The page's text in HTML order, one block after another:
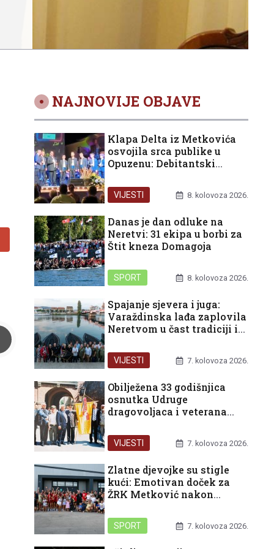
NAJNOVIJE OBJAVE
Klapa Delta iz Metkovića
osvojila srca publike u
Opuzenu: Debitantski
nagradom
VIJESTI 8. kolovoza 2026.
Danas je dan odluke na
Neretvi: 31 ekipa u borbi za
Štit kneza Domagoja
SPORT 8. kolovoza 2026.
Spajanje sjevera i juga:
Varaždinska lađa zaplovila
Neretvom u čast tradiciji i
VIJESTI 7. kolovoza 2026.
Obilježena 33 godišnjica
osnutka Udruge
dragovoljaca i veterana
Republike Hrvatske u
organizaciji Podružnice
županije
VIJESTI 7. kolovoza 2026.
Zlatne djevojke su stigle
kući: Emotivan doček za
ŽRK Metković nakon
Rijeci
SPORT 7. kolovoza 2026.